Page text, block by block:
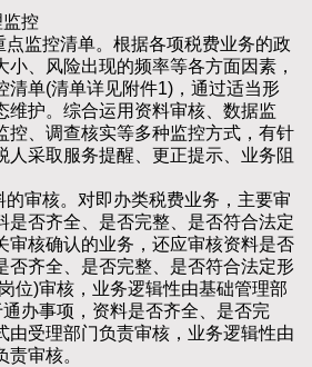
控
监控清单。根据各项税费业务的政
、风险出现的频率等各方面因素，
清单(清单详见附件1)，通过适当形
维护。综合运用资料审核、数据监
控、调查核实等多种监控方式，有针
人采取服务提醒、更正提示、业务阻
审核。对即办类税费业务，主要审
是否齐全、是否完整、是否符合法定
审核确认的业务，还应审核资料是否
否齐全、是否完整、是否符合法定形
位)审核，业务逻辑性由基础管理部
办事项，资料是否齐全、是否完
由受理部门负责审核，业务逻辑性由
审核。